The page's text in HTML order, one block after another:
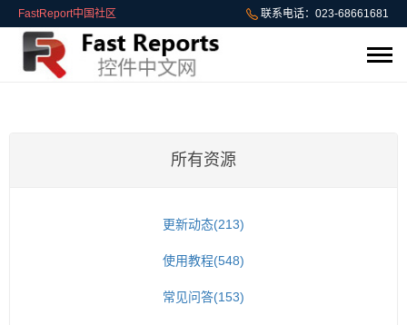
FastReport中国社区 联系电话：023-68661681
所有资源
更新动态(213)
使用教程(548)
常见问答(153)